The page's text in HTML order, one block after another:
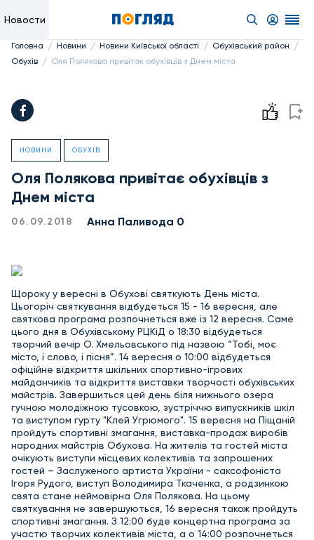
Новости
Головна / Новини / Новини Київської області / Обухівський район /
Обухів / Оля Полякова привітає обухівців з Днем міста
НОВИНИ ОБУХІВ
Оля Полякова привітає обухівців з
Днем міста
06.09.2018 Анна Паливода 0
Щороку у вересні в Обухові святкують День міста.
Цьогоріч святкування відбудеться 15 - 16 вересня, але
святкова програма розпочнеться вже із 12 вересня. Саме
цього дня в Обухівському РЦКіД о 18:30 відбудеться
творчий вечір О. Хмельовського під назвою “Тобі, моє
місто, і слово, і пісня”. 14 вересня о 10:00 відбудеться
офіційне відкриття шкільних спортивно-ігрових
майданчиків та відкриття виставки творчості обухівських
майстрів. Завершиться цей день біля нижнього озера
гучною молодіжною тусовкою, зустріччю випускників шкіл
та виступом гурту "Клей Угрюмого". 15 вересня на Піщаній
пройдуть спортивні змагання, виставка-продаж виробів
народних майстрів Обухова. На жителів та гостей міста
очікують виступи місцевих колективів та запрошених
гостей – Заслуженого артиста України - саксофоніста
Ігоря Рудого, виступ Володимира Ткаченка, а родзинкою
свята стане неймовірна Оля Полякова. На цьому
святкування не завершуються, 16 вересня також пройдуть
спортивні змагання. З 12:00 буде концертна програма за
участю творчих колективів міста, а о 14:00 розпочнеться